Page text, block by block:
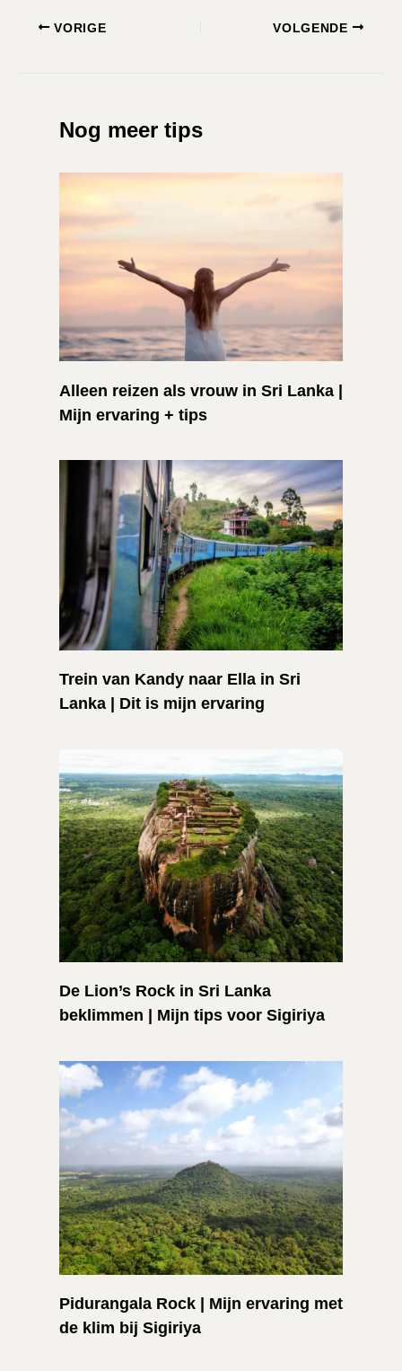
VORIGE VOLGENDE
Nog meer tips
Alleen reizen als vrouw in Sri Lanka |
Mijn ervaring + tips
Trein van Kandy naar Ella in Sri
Lanka | Dit is mijn ervaring
De Lion’s Rock in Sri Lanka
beklimmen | Mijn tips voor Sigiriya
Pidurangala Rock | Mijn ervaring met
de klim bij Sigiriya